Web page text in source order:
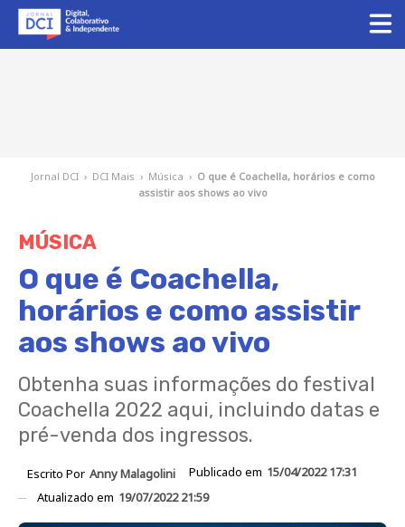
Jornal DCI › DCI Mais › Música › O que é Coachella, horários e como
assistir aos shows ao vivo
MÚSICA
O que é Coachella,
horários e como assistir
aos shows ao vivo
Obtenha suas informações do festival
Coachella 2022 aqui, incluindo datas e
pré-venda dos ingressos.
Escrito Por Anny Malagolini Publicado em 15/04/2022 17:31
Atualizado em 19/07/2022 21:59